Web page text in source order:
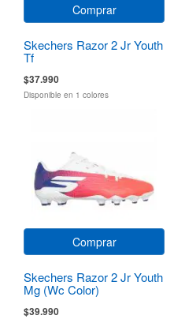
Comprar
Skechers Razor 2 Jr Youth
Tf
$37.990
Disponible en 1 colores
Comprar
Skechers Razor 2 Jr Youth
Mg (Wc Color)
$39.990